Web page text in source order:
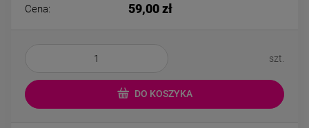
Cena: 59,00 zł
szt.
DO KOSZYKA